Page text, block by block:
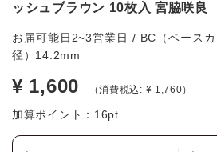
ッシュブラウン 10枚入 宮脇咲良
お届可能日2~3営業日 / BC（ベース
径）14.2mm
¥ 1,600 （消費税込: ¥ 1,760）
加算ポイント： 16pt